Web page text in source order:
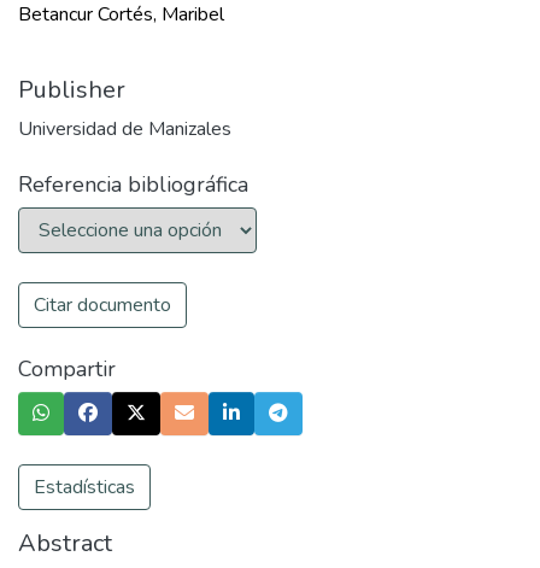
Betancur Cortés, Maribel
Publisher
Universidad de Manizales
Referencia bibliográfica
Citar documento
Compartir
Estadísticas
Abstract